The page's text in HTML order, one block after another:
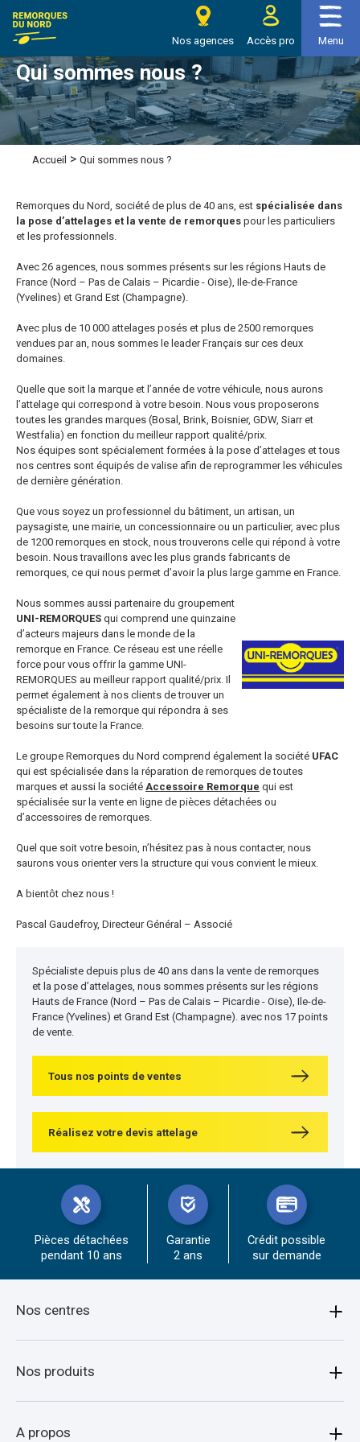
Remorques du nord
Nos agences Accès pro Menu
Qui sommes nous ?
Accueil > Qui sommes nous ?
Remorques du Nord, société de plus de 40 ans, est spécialisée dans
la pose d’attelages et la vente de remorques pour les particuliers
et les professionnels.
Avec 26 agences, nous sommes présents sur les régions Hauts de
France (Nord – Pas de Calais – Picardie - Oise), Ile-de-France
(Yvelines) et Grand Est (Champagne).
Avec plus de 10 000 attelages posés et plus de 2500 remorques
vendues par an, nous sommes le leader Français sur ces deux
domaines.
Quelle que soit la marque et l’année de votre véhicule, nous aurons
l’attelage qui correspond à votre besoin. Nous vous proposerons
toutes les grandes marques (Bosal, Brink, Boisnier, GDW, Siarr et
Westfalia) en fonction du meilleur rapport qualité/prix.
Nos équipes sont spécialement formées à la pose d’attelages et tous
nos centres sont équipés de valise afin de reprogrammer les véhicules
de dernière génération.
Que vous soyez un professionnel du bâtiment, un artisan, un
paysagiste, une mairie, un concessionnaire ou un particulier, avec plus
de 1200 remorques en stock, nous trouverons celle qui répond à votre
besoin. Nous travaillons avec les plus grands fabricants de
remorques, ce qui nous permet d’avoir la plus large gamme en France.
Nous sommes aussi partenaire du groupement
UNI-REMORQUES qui comprend une quinzaine
d’acteurs majeurs dans le monde de la
remorque en France. Ce réseau est une réelle
force pour vous offrir la gamme UNI-
REMORQUES au meilleur rapport qualité/prix. Il
permet également à nos clients de trouver un
spécialiste de la remorque qui répondra à ses
besoins sur toute la France.
Le groupe Remorques du Nord comprend également la société UFAC
qui est spécialisée dans la réparation de remorques de toutes
marques et aussi la société Accessoire Remorque qui est
spécialisée sur la vente en ligne de pièces détachées ou
d’accessoires de remorques.
Quel que soit votre besoin, n’hésitez pas à nous contacter, nous
saurons vous orienter vers la structure qui vous convient le mieux.
A bientôt chez nous !
Pascal Gaudefroy, Directeur Général – Associé
Spécialiste depuis plus de 40 ans dans la vente de remorques
et la pose d’attelages, nous sommes présents sur les régions
Hauts de France (Nord – Pas de Calais – Picardie - Oise), Ile-de-
France (Yvelines) et Grand Est (Champagne). avec nos 17 points
de vente.
Tous nos points de ventes
Réalisez votre devis attelage
Pièces détachées
pendant 10 ans
Garantie
2 ans
Crédit possible
sur demande
Nos centres
Amiens
Arras
Nos produits
A propos